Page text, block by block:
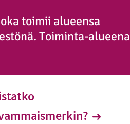
toimii alueensa
Toiminta-alueena